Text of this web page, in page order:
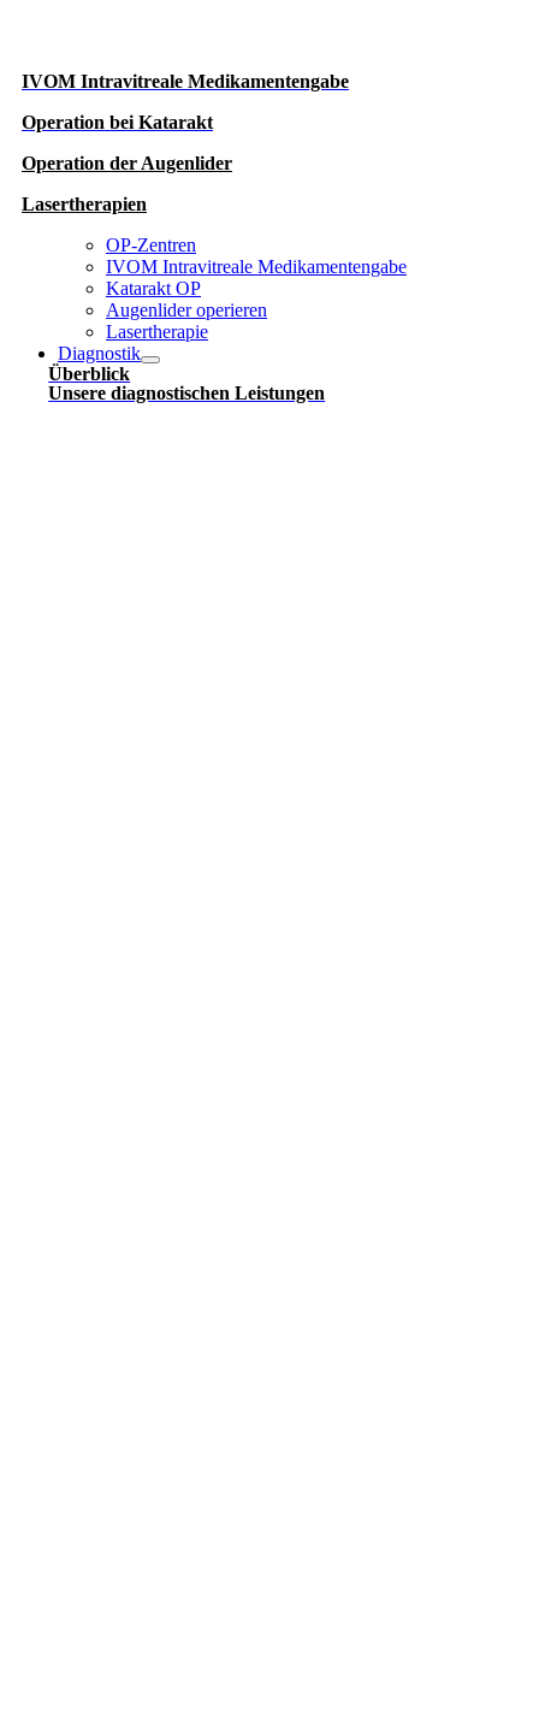
IVOM Intravitreale Medikamentengabe
Operation bei Katarakt
Operation der Augenlider
Lasertherapien
OP-Zentren
IVOM Intravitreale Medikamentengabe
Katarakt OP
Augenlider operieren
Lasertherapie
Diagnostik
Überblick
Unsere diagnostischen Leistungen